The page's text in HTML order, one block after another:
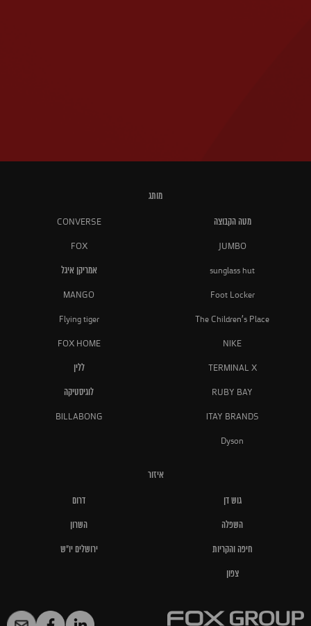
מותג
מטה הקבוצה CONVERSE
JUMBO
FOX
sunglass hut אמריקן איגל
Foot Locker
MANGO
The Children's Place
Flying tiger
NIKE
FOX HOME
TERMINAL X ללין
RUBY BAY לוגיסטיקה
ITAY BRANDS
BILLABONG
Dyson
איזור
גוש דן דרום
השפלה השרון
חיפה והקריות ירושלים יו"ש
צפון